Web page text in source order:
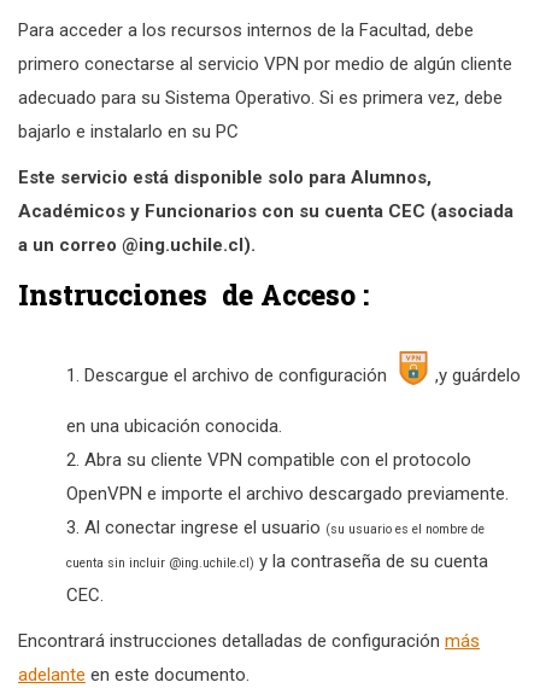
Para acceder a los recursos internos de la Facultad, debe
primero conectarse al servicio VPN por medio de algún cliente
adecuado para su Sistema Operativo. Si es primera vez, debe
bajarlo e instalarlo en su PC
Este servicio está disponible solo para Alumnos,
Académicos y Funcionarios con su cuenta CEC (asociada
a un correo @ing.uchile.cl).
Instrucciones de Acceso :
Descargue el archivo de configuración ,y guárdelo
en una ubicación conocida.
Abra su cliente VPN compatible con el protocolo
OpenVPN e importe el archivo descargado previamente.
Al conectar ingrese el usuario (su usuario es el nombre de
cuenta sin incluir @ing.uchile.cl) y la contraseña de su cuenta
CEC.
Encontrará instrucciones detalladas de configuración más
adelante en este documento.